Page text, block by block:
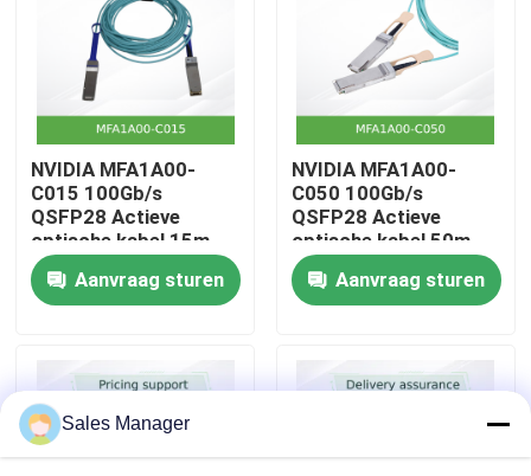
Over Ons
Fabriekstour
Kwaliteitscontrole
Neem contact met ons op
Nieuws
Gevallen
Vraag een offerte aan
NVIDIA MFA1A00-
C015 100Gb/s
QSFP28 Actieve
optische kabel 15m
LSZH AOC voor
EthernetAanvraag sturen
NVIDIA MFA1A00-
C050 100Gb/s
QSFP28 Actieve
optische kabel 50m
LSZH AOC voor
EthernetAanvraag sturen
Sales Manager